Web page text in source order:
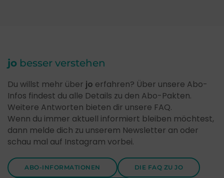
jo besser verstehen
Du willst mehr über jo erfahren? Über unsere Abo-
Infos findest du alle Details zu den Abo-Pakten.
Weitere Antworten bieten dir unsere FAQ.
Wenn du immer aktuell informiert bleiben möchtest,
dann melde dich zu unserem Newsletter an oder
schau mal auf Instagram vorbei.
ABO-INFORMATIONEN DIE FAQ ZU JO